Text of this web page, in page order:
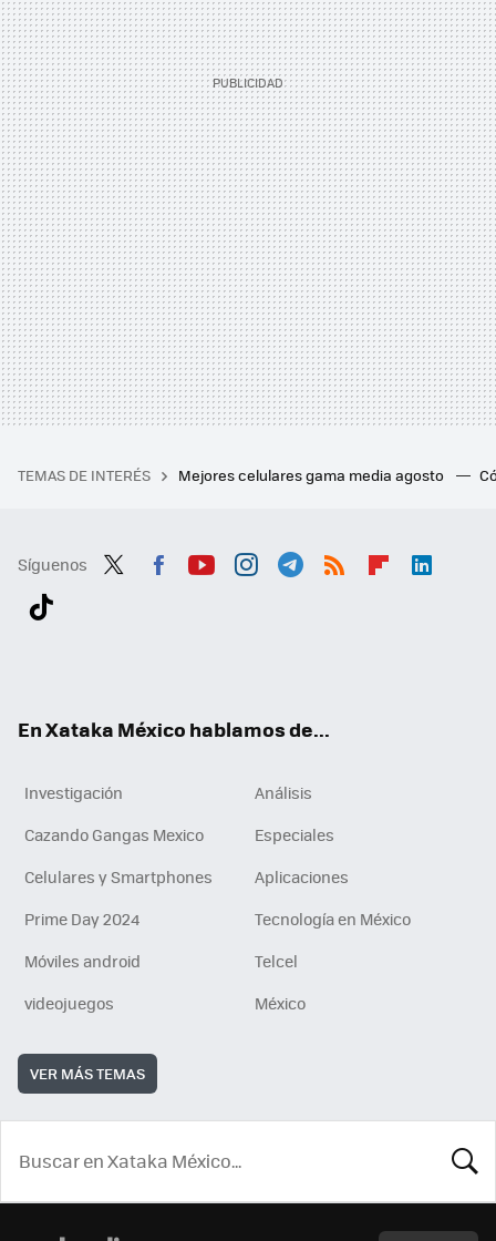
TEMAS DE INTERÉS Mejores celulares gama media agosto
Síguenos
En Xataka México hablamos de...
Investigación
Análisis
Cazando Gangas Mexico
Especiales
Celulares y Smartphones
Aplicaciones
Prime Day 2024
Tecnología en México
Móviles android
Telcel
videojuegos
México
VER MÁS TEMAS